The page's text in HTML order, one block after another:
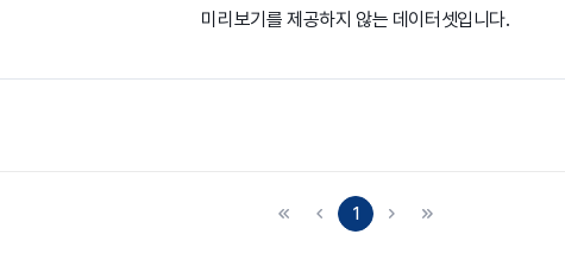
미리보기를 제공하지 않는 데이터셋입니다.
1